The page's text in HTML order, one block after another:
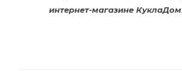
интернет-магазине КуклаДом